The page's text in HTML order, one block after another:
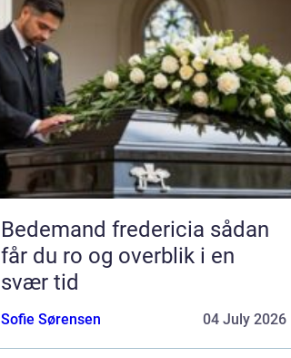
Bedemand fredericia sådan
får du ro og overblik i en
svær tid
Sofie Sørensen 04 July 2026